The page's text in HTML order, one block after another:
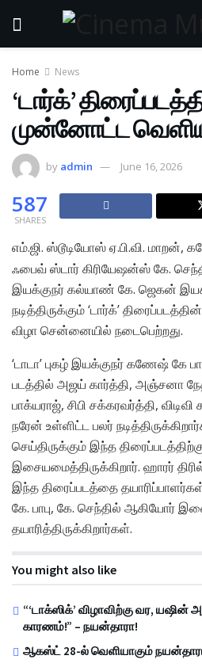
Home News
‘டார்க்’
முன்னோட்ட
by admin June 16, 2026
587
SHARES
எம்.ஜி. ஸ்டூடியோஸ் ஏ.பி.வி. மாறன்,
ஃபைவ் ஸ்டார் கிரியேஷன்ஸ் கே.
இயக்குநர் கல்யாண் கே. ஜெகன்
நடித்திருக்கும் ‘டார்க்’
விழா சென்னையில் நடைபெற்றது.
‘டாடா’ புகழ் இயக்குநர் கணேஷ் கே
படத்தில் அஜய் கார்த்தி, அஞ்சனா
பாக்யராஜ், சிபி சக்கரவர்த்தி,
நரேன் உள்ளிட்ட பலர்
செய்திருக்கும் இந்த
இசையமைத்திருக்கிறார். ஹாரர்
இந்த திரைப்படத்தை
கே. பாபு, கே. செந்தில் ஆகியோர்
தயாரித்திருக்கிறார்கள்.
You might also like
“‘டாக்ஸிக்’ விழாவிற்கு வர,
காரணம்!” – நயன்தாரா!
ஆகஸ்ட் 28-ல் வெளியாகும்